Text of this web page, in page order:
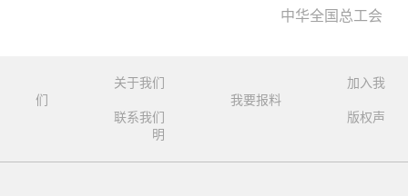
中华全国总工会
关于我们
加入我
们
我要报料
联系我们
版权声
明